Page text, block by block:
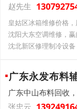
赵先生
皇姑区冰箱维修价格
沈阳大东空调维修，
沈北新区修理制冷设
广东永发布料
广东中山布料回收
张忠云